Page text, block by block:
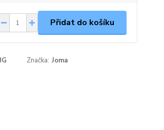
Přidat do košíku
Značka: Joma